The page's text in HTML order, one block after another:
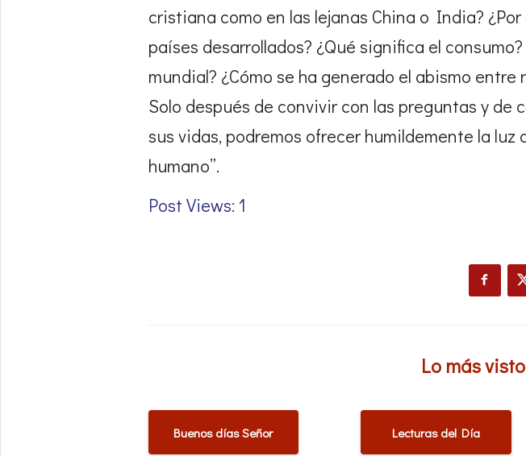
cristiana como en las lejanas China o India?
países desarrollados? ¿Qué significa el
mundial? ¿Cómo se ha generado el abismo
Solo después de convivir con las preguntas y
sus vidas, podremos ofrecer humildemente la
humano”.
Post Views: 1
Lo más
Buenos días Señor Lecturas del Día